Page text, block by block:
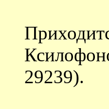
29239).